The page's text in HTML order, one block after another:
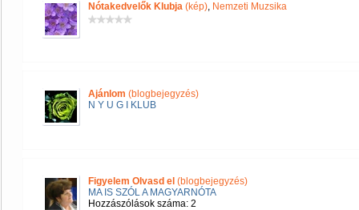
Nótakedvelők Klubja (kép), Nemzeti Muzsika
Ajánlom (blogbejegyzés)
N Y U G I KLUB
Figyelem Olvasd el (blogbejegyzés)
MA IS SZÓL A MAGYARNÓTA
Hozzászólások száma: 2